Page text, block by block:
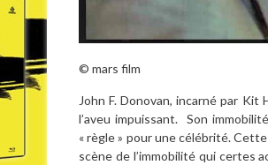
© mars film
John F. Donovan, incarné par
l’aveu impuissant. Son
« règle » pour une célébrité.
scène de l’immobilité qui certes